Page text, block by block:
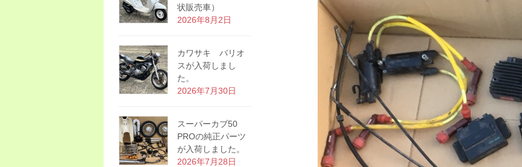
状販売車）
2026年8月2日
カワサキ バリオ
スが入荷しまし
た。
2026年7月30日
スーパーカブ50
PROの純正パーツ
が入荷しました。
2026年7月28日